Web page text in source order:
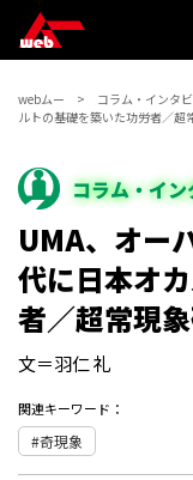
webムー コラム・インタ
ルトの基礎を築いた功労者／超
コラム・イ
UMA、オー
代に日本オ
者／超常現
文＝羽仁 礼
関連キーワード：
奇現象